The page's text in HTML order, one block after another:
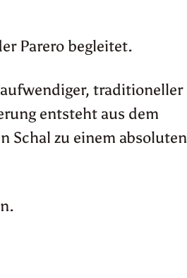
Parero begleitet.
traditioneller
entsteht aus dem
Schal zu einem absoluten